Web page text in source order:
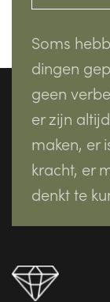
Soms
dingen
geen
er zijn
maken, er
kracht, er
denkt te